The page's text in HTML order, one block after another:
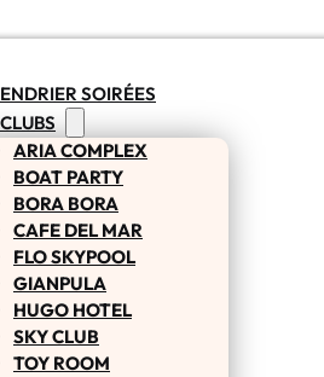
SOIRÉES
ARIA COMPLEX
BOAT PARTY
BORA BORA
CAFE DEL MAR
FLO SKYPOOL
GIANPULA
HUGO HOTEL
SKY CLUB
TOY ROOM